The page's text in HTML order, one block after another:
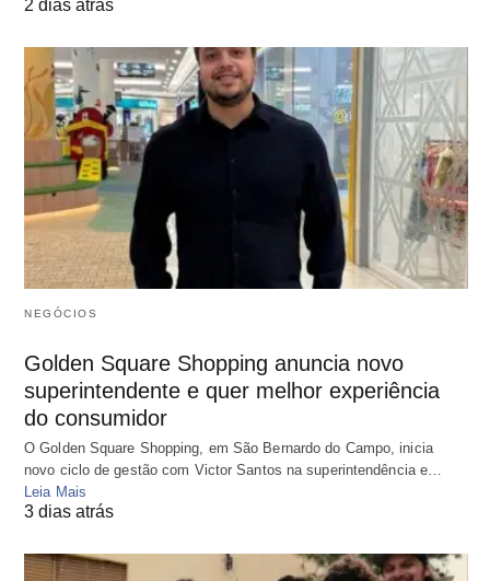
2 dias atrás
NEGÓCIOS
Golden Square Shopping anuncia novo
superintendente e quer melhor experiência
do consumidor
O Golden Square Shopping, em São Bernardo do Campo, inicia
novo ciclo de gestão com Victor Santos na superintendência e…
Leia Mais
3 dias atrás